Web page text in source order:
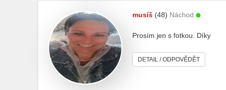
musíš (48) Náchod
Prosím jen s fotkou. Díky
DETAIL / ODPOVĚDĚT